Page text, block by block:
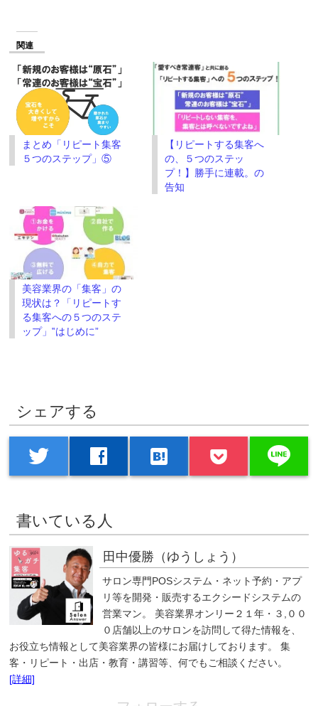
Twitter
共
(新
し
い
ィ
ン
ド
で
開
き
ま
ッ
ク
し
て
く
だ
さ
(新
し
い
ウ
で
開
ま
す)
関連
まとめ「リピート集客
５つのステップ」⑤
【リピートする集客へ
の、５つのステッ
プ！】勝手に連載。の
告知
美容業界の「集客」の
現状は？「リピートす
る集客への５つのステ
ップ」‟はじめに”
シェアする
twitter facebook hatenabookmark line
書いている人
田中優勝（ゆうしょう）
サロン専門POSシステム・ネット予約・アプ
リ等を開発・販売するエクシードシステムの
営業マン。 美容業界オンリー２１年・３,００
０店舗以上のサロンを訪問して得た情報を、
お役立ち情報として美容業界の皆様にお届けしております。 集
客・リピート・出店・教育・講習等、何でもご相談ください。
[詳細]